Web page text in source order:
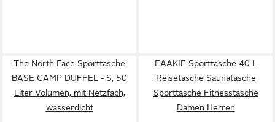
The North Face Sporttasche
BASE CAMP DUFFEL - S, 50
Liter Volumen, mit Netzfach,
wasserdicht
EAAKIE Sporttasche 40 L
Reisetasche Saunatasche
Sporttasche Fitnesstasche
Damen Herren